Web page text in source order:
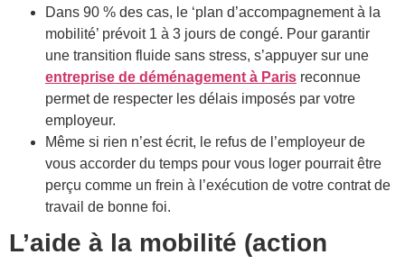
Dans 90 % des cas, le ‘plan d’accompagnement à la
mobilité’ prévoit 1 à 3 jours de congé. Pour garantir
une transition fluide sans stress, s’appuyer sur une
entreprise de déménagement à Paris reconnue
permet de respecter les délais imposés par votre
employeur.
Même si rien n’est écrit, le refus de l’employeur de
vous accorder du temps pour vous loger pourrait être
perçu comme un frein à l’exécution de votre contrat de
travail de bonne foi.
L’aide à la mobilité (action